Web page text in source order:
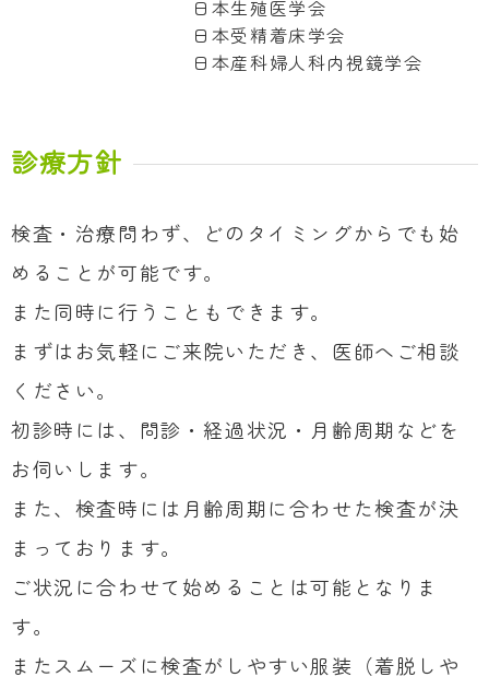
日本生殖医学会
日本受精着床学会
日本産科婦人科内視鏡学会
診療方針
検査・治療問わず、どのタイミングからでも始
めることが可能です。
また同時に行うこともできます。
まずはお気軽にご来院いただき、医師へご相談
ください。
初診時には、問診・経過状況・月齢周期などを
お伺いします。
また、検査時には月齢周期に合わせた検査が決
まっております。
ご状況に合わせて始めることは可能となりま
す。
またスムーズに検査がしやすい服装（着脱しや